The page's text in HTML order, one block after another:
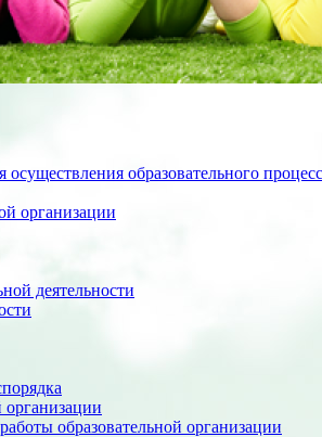
образовательного
организации
деятельности
организации
образовательной организации